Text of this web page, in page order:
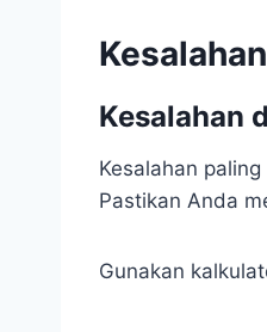
Kesalahan
Kesalahan
Pastikan Anda
Gunakan